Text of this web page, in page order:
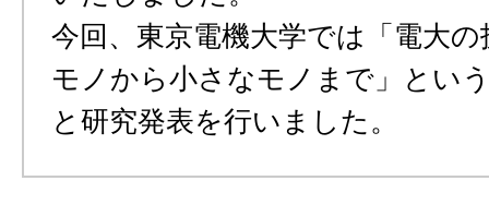
今回、東京電機大学では「電大
モノから小さなモノまで」とい
と研究発表を行いました。